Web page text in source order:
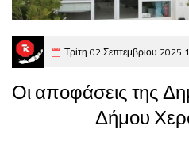
Τρίτη 02 Σεπτεμβρίου 2025
Οι αποφάσεις της
Δήμου